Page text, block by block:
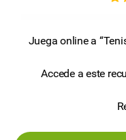
Juega online a
Accede a este